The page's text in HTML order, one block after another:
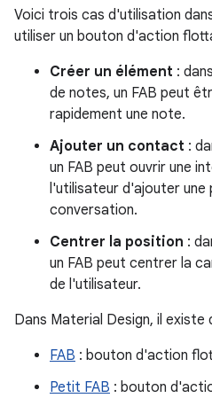
Voici trois cas d'utilisation
utiliser un bouton d'action
Créer un élément :
de notes, un FAB peut
rapidement une note.
Ajouter un contact :
un FAB peut ouvrir une
l'utilisateur d'ajouter une
conversation.
Centrer la position :
un FAB peut centrer la
de l'utilisateur.
Dans Material Design, il existe
FAB : bouton d'action
Petit FAB : bouton